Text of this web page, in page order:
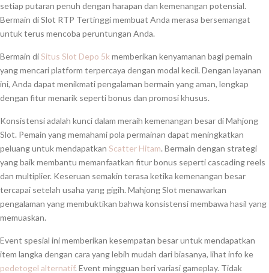
setiap putaran penuh dengan harapan dan kemenangan potensial.
Bermain di Slot RTP Tertinggi membuat Anda merasa bersemangat
untuk terus mencoba peruntungan Anda.
Bermain diSitus Slot Depo 5kmemberikan kenyamanan bagi pemain
yang mencari platform terpercaya dengan modal kecil. Dengan layanan
ini, Anda dapat menikmati pengalaman bermain yang aman, lengkap
dengan fitur menarik seperti bonus dan promosi khusus.
Konsistensi adalah kunci dalam meraih kemenangan besar di Mahjong
Slot. Pemain yang memahami pola permainan dapat meningkatkan
peluang untuk mendapatkan Scatter Hitam. Bermain dengan strategi
yang baik membantu memanfaatkan fitur bonus seperti cascading reels
dan multiplier. Keseruan semakin terasa ketika kemenangan besar
tercapai setelah usaha yang gigih. Mahjong Slot menawarkan
pengalaman yang membuktikan bahwa konsistensi membawa hasil yang
memuaskan.
Event spesial ini memberikan kesempatan besar untuk mendapatkan
item langka dengan cara yang lebih mudah dari biasanya, lihat info ke
pedetogel alternatif. Event mingguan beri variasi gameplay. Tidak